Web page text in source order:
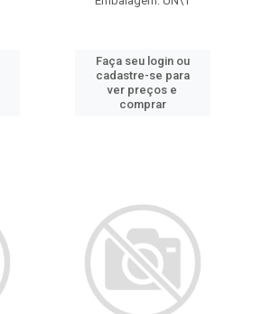
Faça seu login ou
cadastre-se para
ver preços e
comprar